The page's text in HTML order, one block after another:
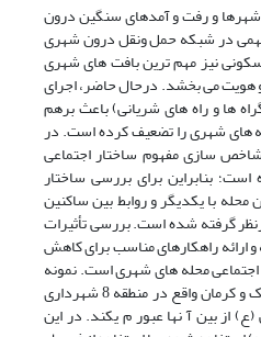
و رفت و آمدهای سنگین درون
در شبکه حمل ونقل درون شهری
نیز مهم ترین بافت های شهری
می بخشد. درحال حاضر، اجرای
ها و راه های شریانی) باعث برهم
های شهری را تضعیف کرده است. در
شاخص سازی مفهوم ساختار اجتماعی
بنابراین برای بررسی ساختار
محله با یکدیگر و روابط بین ساکنین
گرفته شده است. بررسی تأثیرات
و ارائه راهکارهای مناسب برای کاهش
اجتماعی محله های شهری است. نمونه
های مورد مطالعه، محله های فدک و کرمان واقع در منطقه 8 شهرداری
از بین آ نها عبور م یکند. در این